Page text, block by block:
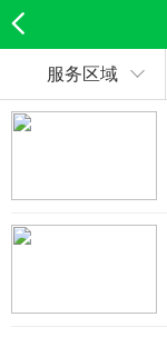
服务区域
欣欣首页